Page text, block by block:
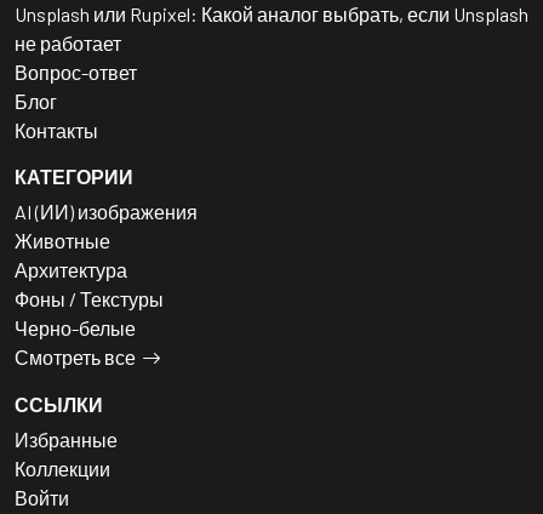
Unsplash или Rupixel: Какой аналог выбрать, если Unsplash
не работает
Вопрос-ответ
Блог
Контакты
КАТЕГОРИИ
AI (ИИ) изображения
Животные
Архитектура
Фоны / Текстуры
Черно-белые
Смотреть все
ССЫЛКИ
Избранные
Коллекции
Войти